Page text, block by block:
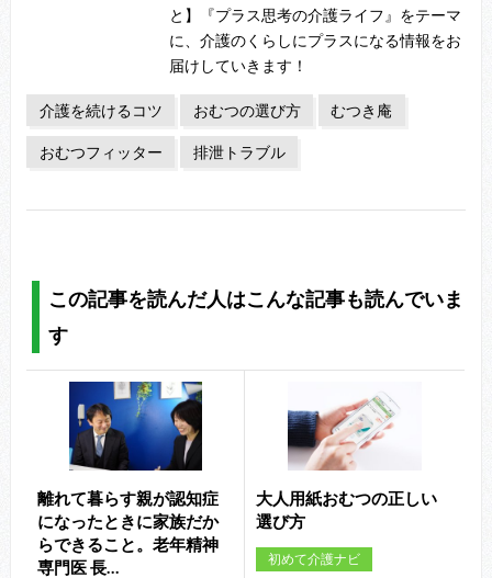
と】『プラス思考の介護ライフ』をテーマ
に、介護のくらしにプラスになる情報をお
届けしていきます！
介護を続けるコツ おむつの選び方 むつき庵
おむつフィッター 排泄トラブル
この記事を読んだ人はこんな記事も読んでいま
す
離れて暮らす親が認知症
になったときに家族だか
らできること。老年精神
専門医 長…
大人用紙おむつの正しい
選び方
初めて介護ナビ